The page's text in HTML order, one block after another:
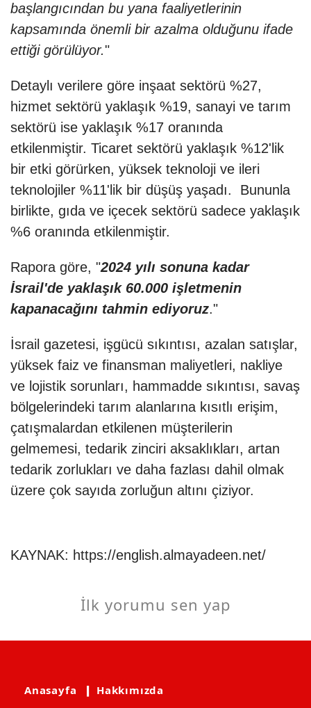
başlangıcından bu yana faaliyetlerinin
kapsamında önemli bir azalma olduğunu ifade
ettiği görülüyor."
Detaylı verilere göre inşaat sektörü %27,
hizmet sektörü yaklaşık %19, sanayi ve tarım
sektörü ise yaklaşık %17 oranında
etkilenmiştir. Ticaret sektörü yaklaşık %12'lik
bir etki görürken, yüksek teknoloji ve ileri
teknolojiler %11'lik bir düşüş yaşadı. Bununla
birlikte, gıda ve içecek sektörü sadece yaklaşık
%6 oranında etkilenmiştir.
Rapora göre, "2024 yılı sonuna kadar
İsrail'de yaklaşık 60.000 işletmenin
kapanacağını tahmin ediyoruz."
İsrail gazetesi, işgücü sıkıntısı, azalan satışlar,
yüksek faiz ve finansman maliyetleri, nakliye
ve lojistik sorunları, hammadde sıkıntısı, savaş
bölgelerindeki tarım alanlarına kısıtlı erişim,
çatışmalardan etkilenen müşterilerin
gelmemesi, tedarik zinciri aksaklıkları, artan
tedarik zorlukları ve daha fazlası dahil olmak
üzere çok sayıda zorluğun altını çiziyor.
KAYNAK: https://english.almayadeen.net/
İlk yorumu sen yap
Anasayfa ❙ Hakkımızda